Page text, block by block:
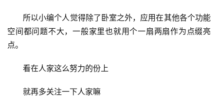
所以小编个人觉得除了卧室之外，应用在其他各个功能
空间都问题不大，一般家里也就用个一扇两扇作为点缀亮
点。
看在人家这么努力的份上
就再多关注一下人家嘛